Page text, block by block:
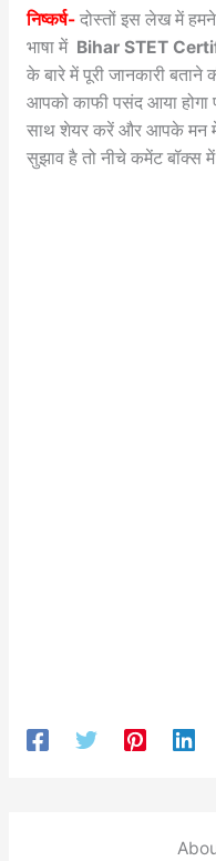
निष्कर्ष- दोस्तों इस लेख में
भाषा में Bihar STET
के बारे में पूरी जानकारी
आपको काफी पसंद आया होगा
साथ शेयर करें और आपके मन में
सुझाव है तो नीचे कमेंट बॉक्स